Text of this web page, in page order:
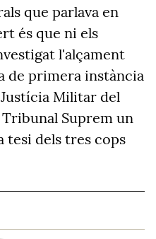
que parlava en
és que ni els
l'alçament
de primera instància
Militar del
Suprem un
tesi dels tres cops